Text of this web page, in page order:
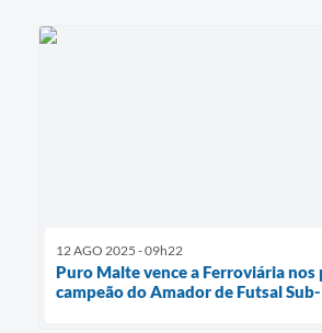
12 AGO 2025 - 09h22
Puro Malte vence a Ferroviária nos
campeão do Amador de Futsal